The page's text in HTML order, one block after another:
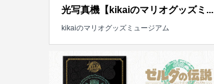
光写真機【kikaiのマリオグッズミ...
kikaiのマリオグッズミュージアム